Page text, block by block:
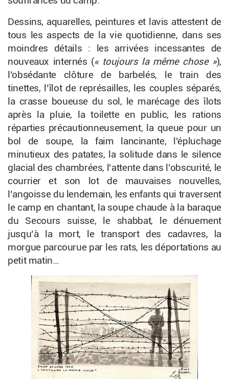
Dessins, aquarelles, peintures et lavis attestent de
tous les aspects de la vie quotidienne, dans ses
moindres détails : les arrivées incessantes de
nouveaux internés (« toujours la même chose »),
l’obsédante clôture de barbelés, le train des
tinettes, l’îlot de représailles, les couples séparés,
la crasse boueuse du sol, le marécage des îlots
après la pluie, la toilette en public, les rations
réparties précautionneusement, la queue pour un
bol de soupe, la faim lancinante, l’épluchage
minutieux des patates, la solitude dans le silence
glacial des chambrées, l’attente dans l’obscurité, le
courrier et son lot de mauvaises nouvelles,
l’angoisse du lendemain, les enfants qui traversent
le camp en chantant, la soupe chaude à la baraque
du Secours suisse, le shabbat, le dénuement
jusqu’à la mort, le transport des cadavres, la
morgue parcourue par les rats, les déportations au
petit matin…